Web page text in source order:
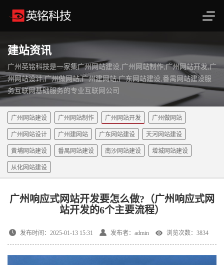
建站资讯
广州英铭科技是一家集广州网站建设,广州网站制作,广州网站开发,广
州网站设计,广州做网站,广州建网站,广东网站建设,番禺网站建设服
务互联网基础服务的专业互联网公司
广州网站建设 广州网站制作 广州网站开发 广州做网站
广州网站设计 广州建网站 广东网站建设 天河网站建设
黄埔网站建设 番禺网站建设 南沙网站建设 增城网站建设
从化网站建设
广州响应式网站开发要怎么做?（广州响应式网
站开发的6个主要流程）
发布时间：2025-01-13 15:31 发布者：admin 浏览次数：3834